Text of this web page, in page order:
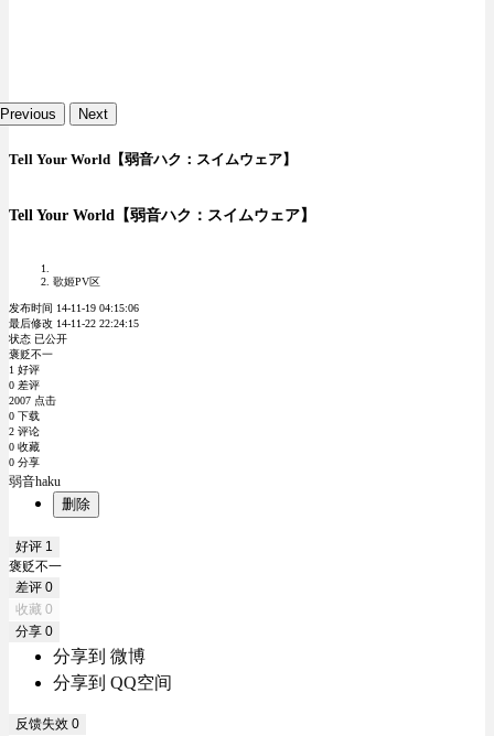
Previous Next
Tell Your World【弱音ハク：スイムウェア】
Tell Your World【弱音ハク：スイムウェア】
歌姬PV区
发布时间 14-11-19 04:15:06
最后修改 14-11-22 22:24:15
状态 已公开
褒贬不一
1 好评
0 差评
2007 点击
0 下载
2 评论
0 收藏
0 分享
弱音haku
删除
好评 1
褒贬不一
差评 0
收藏 0
分享 0
分享到 微博
分享到 QQ空间
反馈失效 0